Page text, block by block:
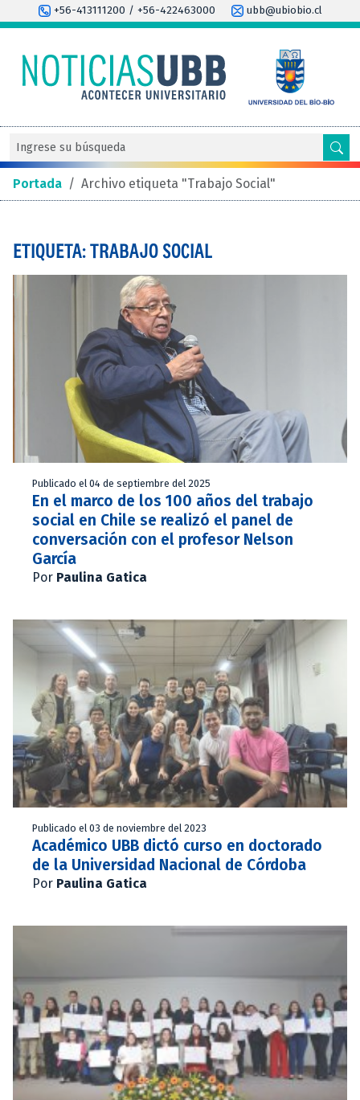
+56-413111200 / +56-422463000 ubb@ubiobio.cl
Portada / Archivo etiqueta "Trabajo Social"
ETIQUETA: TRABAJO SOCIAL
Publicado el 04 de septiembre del 2025
En el marco de los 100 años del trabajo
social en Chile se realizó el panel de
conversación con el profesor Nelson
García
Por Paulina Gatica
Publicado el 03 de noviembre del 2023
Académico UBB dictó curso en doctorado
de la Universidad Nacional de Córdoba
Por Paulina Gatica